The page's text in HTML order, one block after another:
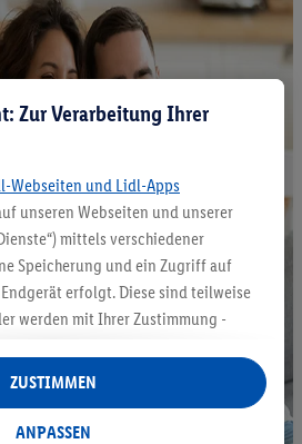
Zur Verarbeitung Ihrer
Webseiten und Lidl-Apps
unseren Webseiten und unserer
mittels verschiedener
Speicherung und ein Zugriff auf
erfolgt. Diese sind teilweise
werden mit Ihrer Zustimmung -
mit dem IAB TCF
für personalisierte Werbung
ANPASSEN
ZUSTIMMEN